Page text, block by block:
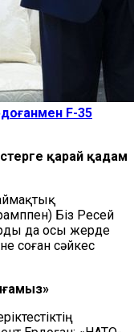
F-35
қарай қадам
Біз Ресей
да осы жерде
соған сәйкес